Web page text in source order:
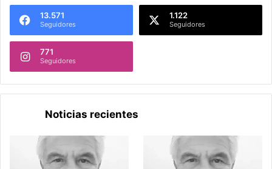
13.571
Seguidores
1.122
Seguidores
771
Seguidores
Noticias recientes